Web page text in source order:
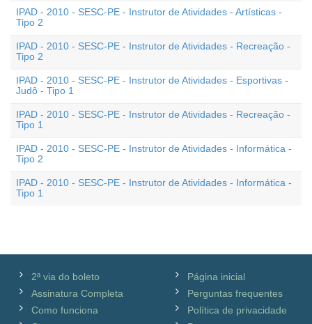
IPAD - 2010 - SESC-PE - Instrutor de Atividades - Artísticas -
Tipo 2
IPAD - 2010 - SESC-PE - Instrutor de Atividades - Recreação -
Tipo 2
IPAD - 2010 - SESC-PE - Instrutor de Atividades - Esportivas -
Judô - Tipo 1
IPAD - 2010 - SESC-PE - Instrutor de Atividades - Recreação -
Tipo 1
IPAD - 2010 - SESC-PE - Instrutor de Atividades - Informática -
Tipo 2
IPAD - 2010 - SESC-PE - Instrutor de Atividades - Informática -
Tipo 1
2ª via do boleto
Assinatura Completa
Como funciona
Página inicial
Perguntas frequentes
Política de privacidade